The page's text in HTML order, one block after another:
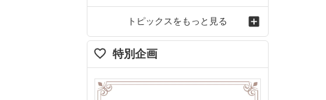
トピックスをもっと見る
特別企画